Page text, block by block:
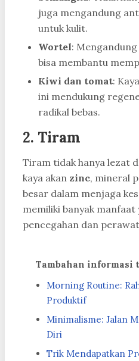
juga mengandung
untuk kulit.
Wortel:
bisa membantu
Kiwi dan tomat:
ini mendukung
radikal bebas.
2. Tiram
Tiram tidak hanya lezat
kaya akan zinc, mineral
besar dalam menjaga
memiliki banyak manfaat
pencegahan dan
Tambahan informasi
Morning Routine:
Produktif
Minimalisme: Jalan
Diri
Trik Mendapatkan